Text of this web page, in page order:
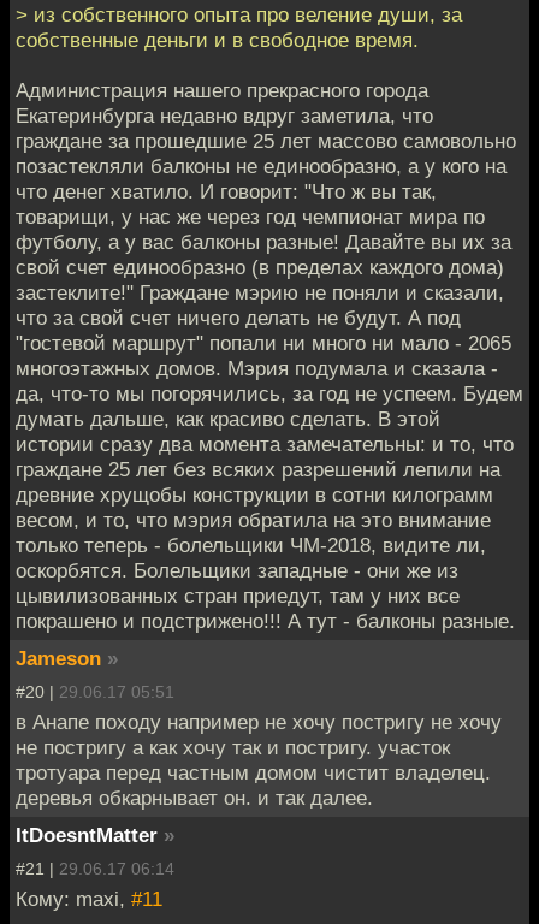
> из собственного опыта про веление души, за
собственные деньги и в свободное время.
Администрация нашего прекрасного города
Екатеринбурга недавно вдруг заметила, что
граждане за прошедшие 25 лет массово самовольно
позастекляли балконы не единообразно, а у кого на
что денег хватило. И говорит: "Что ж вы так,
товарищи, у нас же через год чемпионат мира по
футболу, а у вас балконы разные! Давайте вы их за
свой счет единообразно (в пределах каждого дома)
застеклите!" Граждане мэрию не поняли и сказали,
что за свой счет ничего делать не будут. А под
"гостевой маршрут" попали ни много ни мало - 2065
многоэтажных домов. Мэрия подумала и сказала -
да, что-то мы погорячились, за год не успеем. Будем
думать дальше, как красиво сделать. В этой
истории сразу два момента замечательны: и то, что
граждане 25 лет без всяких разрешений лепили на
древние хрущобы конструкции в сотни килограмм
весом, и то, что мэрия обратила на это внимание
только теперь - болельщики ЧМ-2018, видите ли,
оскорбятся. Болельщики западные - они же из
цывилизованных стран приедут, там у них все
покрашено и подстрижено!!! А тут - балконы разные.
Jameson »
#20 | 29.06.17 05:51
в Анапе походу например не хочу постригу не хочу
не постригу а как хочу так и постригу. участок
тротуара перед частным домом чистит владелец.
деревья обкарнывает он. и так далее.
ItDoesntMatter »
#21 | 29.06.17 06:14
Кому: maxi, #11